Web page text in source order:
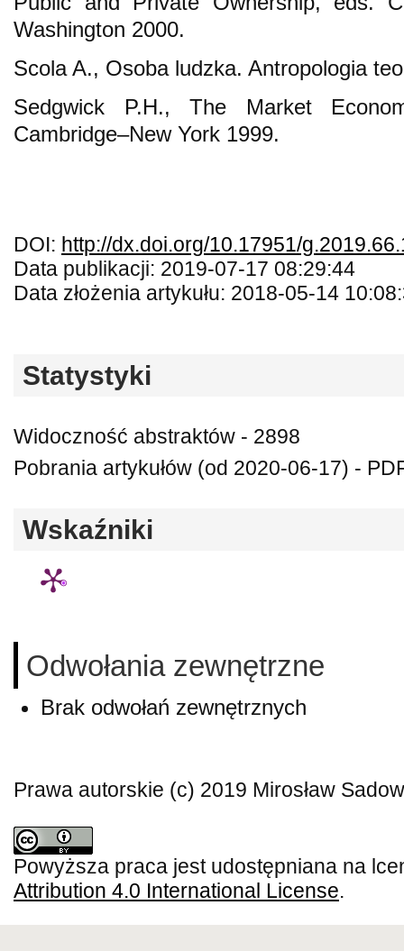
Washington 2000.
Scola A., Osoba ludzka. Antropologia
Sedgwick P.H., The Market
Cambridge–New York 1999.
DOI: http://dx.doi.org/10.17951/
Data publikacji: 2019-07-17 08:29:44
Data złożenia artykułu: 2018-05-14
Statystyki
Widoczność abstraktów - 2898
Pobrania artykułów (od 2020-06-17) -
Wskaźniki
Odwołania zewnętrzne
Brak odwołań zewnętrznych
Prawa autorskie (c) 2019 Mirosław
Powyższa praca jest udostępniana na
Attribution 4.0 International License.